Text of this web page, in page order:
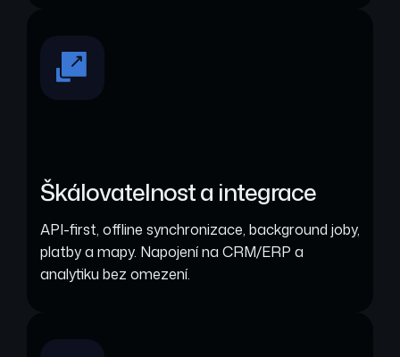
Škálovatelnost a integrace
API-first, offline synchronizace, background joby,
platby a mapy. Napojení na CRM/ERP a
analytiku bez omezení.